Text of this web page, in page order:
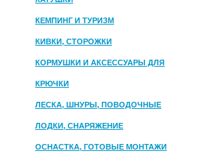
КЕМПИНГ И ТУРИЗМ
КИВКИ, СТОРОЖКИ
КОРМУШКИ И АКСЕССУАРЫ ДЛЯ
ПРИКОРМКИ
КРЮЧКИ
ЛЕСКА, ШНУРЫ, ПОВОДОЧНЫЕ
МАТЕРИАЛЫ
ЛОДКИ, СНАРЯЖЕНИЕ
ОСНАСТКА, ГОТОВЫЕ МОНТАЖИ